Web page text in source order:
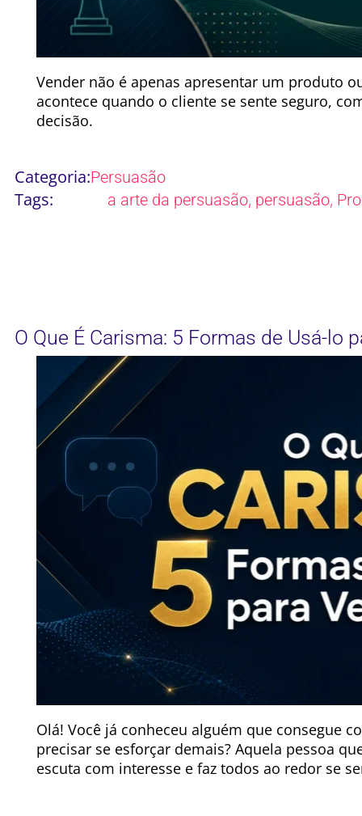
Vender não é apenas apresentar um produto
acontece quando o cliente se sente seguro,
decisão.
Categoria:Persuasão
Tags: a arte da persuasão, persuasão,
O Que É Carisma: 5 Formas de Usá-lo
Olá! Você já conheceu alguém que consegue
precisar se esforçar demais? Aquela pessoa
escuta com interesse e faz todos ao redor se